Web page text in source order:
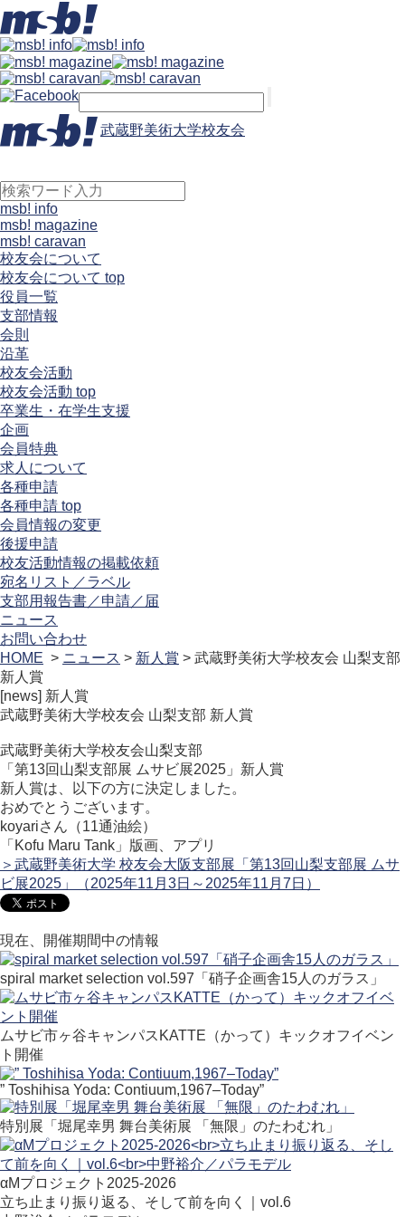
武蔵野美術大学校友会
msb! info
msb! magazine
msb! caravan
校友会について
校友会について top
役員一覧
支部情報
会則
沿革
校友会活動
校友会活動 top
卒業生・在学生支援
企画
会員特典
求人について
各種申請
各種申請 top
会員情報の変更
後援申請
校友活動情報の掲載依頼
宛名リスト／ラベル
支部用報告書／申請／届
ニュース
お問い合わせ
HOME > ニュース > 新人賞 > 武蔵野美術大学校友会 山梨支部
新人賞
[news] 新人賞
武蔵野美術大学校友会 山梨支部 新人賞
武蔵野美術大学校友会山梨支部
「第13回山梨支部展 ムサビ展2025」新人賞
新人賞は、以下の方に決定しました。
おめでとうございます。
koyariさん（11通油絵）
「Kofu Maru Tank」版画、アプリ
＞武蔵野美術大学 校友会大阪支部展「第13回山梨支部展 ムサ
ビ展2025」（2025年11月3日～2025年11月7日）
現在、開催期間中の情報
spiral market selection vol.597「硝子企画舎15人のガラス」
ムサビ市ヶ谷キャンパスKATTE（かって）キックオフイベン
ト開催
” Toshihisa Yoda: Contiuum,1967–Today”
特別展「堀尾幸男 舞台美術展 「無限」のたわむれ」
αMプロジェクト2025-2026
立ち止まり振り返る、そして前を向く｜vol.6